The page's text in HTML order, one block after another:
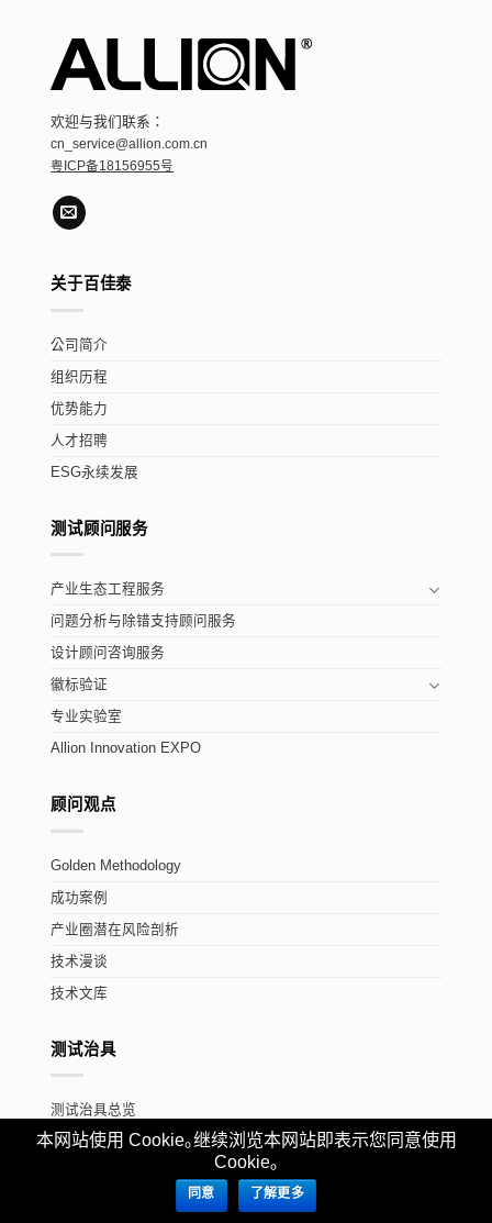
欢迎与我们联系：
cn_service@allion.com.cn
粤ICP备18156955号
关于百佳泰
公司简介
组织历程
优势能力
人才招聘
ESG永续发展
测试顾问服务
产业生态工程服务
问题分析与除错支持顾问服务
设计顾问咨询服务
徽标验证
专业实验室
Allion Innovation EXPO
顾问观点
Golden Methodology
成功案例
产业圈潜在风险剖析
技术漫谈
技术文库
测试治具
测试治具总览
本网站使用 Cookie｡继续浏览本网站即表示您同意使用
Cookie｡
同意 了解更多